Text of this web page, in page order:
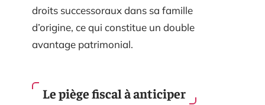
droits successoraux dans sa famille
d’origine, ce qui constitue un double
avantage patrimonial.
Le piège fiscal à anticiper